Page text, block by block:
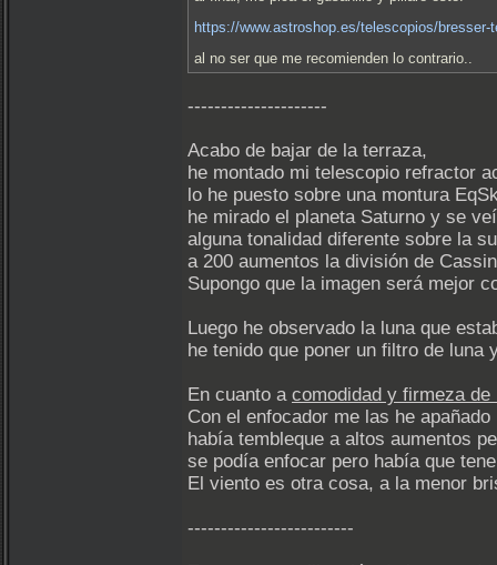
https://www.astroshop.es/telescopios/
al no ser que me recomienden lo contrario..
---------------------
Acabo de bajar de la terraza,
he montado mi telescopio refractor
lo he puesto sobre una montura
he mirado el planeta Saturno y se
alguna tonalidad diferente sobre la
a 200 aumentos la división de
Supongo que la imagen será mejor
Luego he observado la luna que
he tenido que poner un filtro de
En cuanto a comodidad y firmeza
Con el enfocador me las he apañado
había tembleque a altos aumentos
se podía enfocar pero había que
El viento es otra cosa, a la menor
-------------------------